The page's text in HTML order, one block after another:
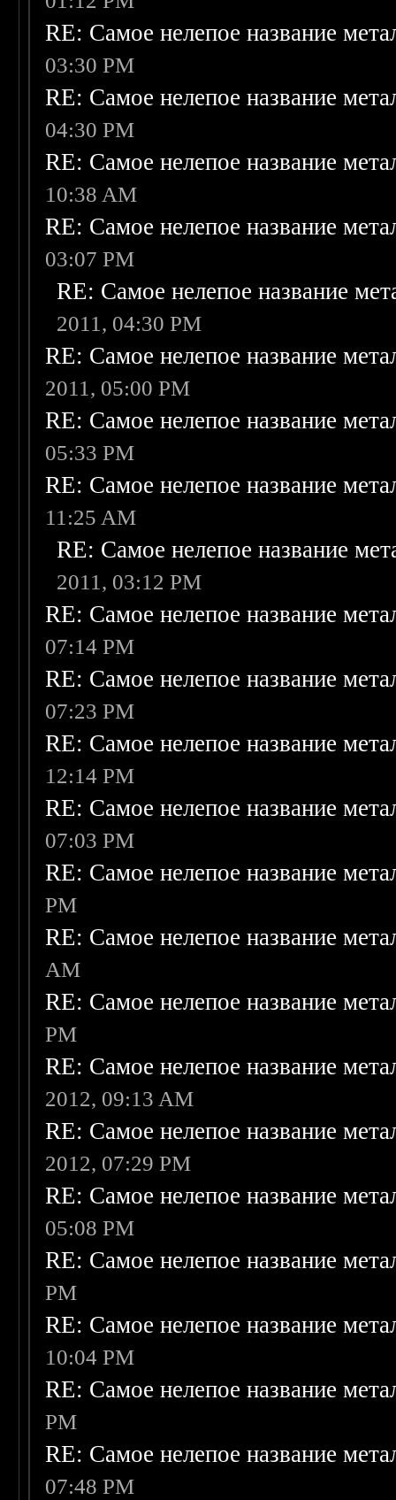
RE: Самое нелепое название
03:30 PM
RE: Самое нелепое название
04:30 PM
RE: Самое нелепое название
10:38 AM
RE: Самое нелепое название
03:07 PM
RE: Самое нелепое название
2011, 04:30 PM
RE: Самое нелепое название
2011, 05:00 PM
RE: Самое нелепое название
05:33 PM
RE: Самое нелепое название
11:25 AM
RE: Самое нелепое название
2011, 03:12 PM
RE: Самое нелепое название
07:14 PM
RE: Самое нелепое название
07:23 PM
RE: Самое нелепое название
12:14 PM
RE: Самое нелепое название
07:03 PM
RE: Самое нелепое название
PM
RE: Самое нелепое название
AM
RE: Самое нелепое название
PM
RE: Самое нелепое название
2012, 09:13 AM
RE: Самое нелепое название
2012, 07:29 PM
RE: Самое нелепое название
05:08 PM
RE: Самое нелепое название
PM
RE: Самое нелепое название
10:04 PM
RE: Самое нелепое название
PM
RE: Самое нелепое название
07:48 PM